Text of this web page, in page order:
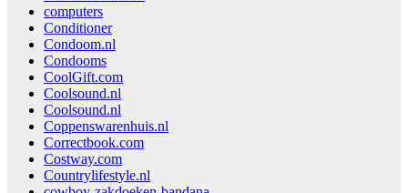
computers
Conditioner
Condoom.nl
Condooms
CoolGift.com
Coolsound.nl
Coolsound.nl
Coppenswarenhuis.nl
Correctbook.com
Costway.com
Countrylifestyle.nl